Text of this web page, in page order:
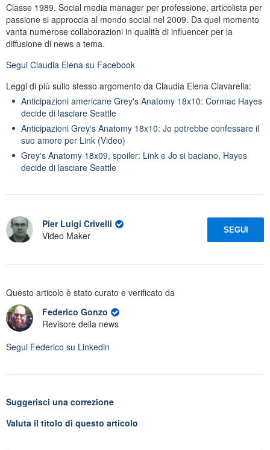
Classe 1989. Social media manager per professione, articolista per
passione si approccia al mondo social nel 2009. Da quel momento
vanta numerose collaborazioni in qualità di influencer per la
diffusione di news a tema.
Segui Claudia Elena su Facebook
Leggi di più sullo stesso argomento da Claudia Elena Ciavarella:
Anticipazioni americane Grey's Anatomy 18x10: Cormac Hayes
decide di lasciare Seattle
Anticipazioni Grey's Anatomy 18x10: Jo potrebbe confessare il
suo amore per Link (Video)
Grey's Anatomy 18x09, spoiler: Link e Jo si baciano, Hayes
decide di lasciare Seattle
Pier Luigi Crivelli
Video Maker
SEGUI
Questo articolo è stato curato e verificato da
Federico Gonzo
Revisore della news
Segui Federico su Linkedin
Suggerisci una correzione
Valuta il titolo di questo articolo